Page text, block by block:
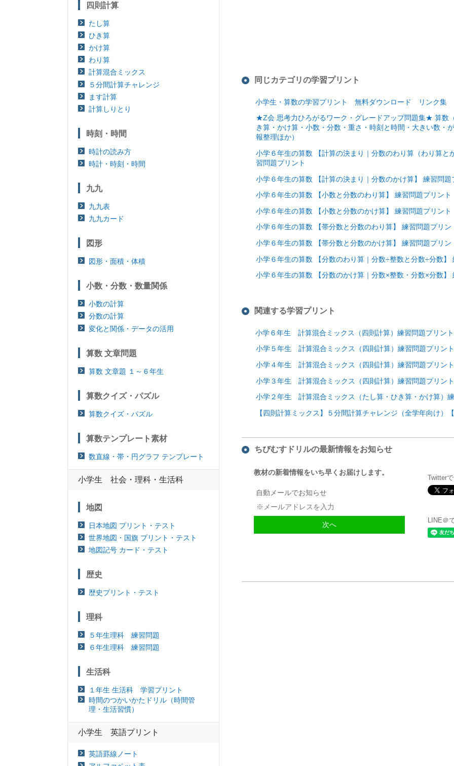
同じカテゴリの学習プリント
小学生・算数の学習プリント 無料ダウンロード リンク集
★Z会 思考力ひろがるワーク・グレードアップ問題集★ 算数
き算・かけ算・小数・分数・重さ・時刻と時間・大きい数・
報整理ほか）
小学６年生の算数 【計算の決まり｜分数のわり算（わり算
習問題プリント
小学６年生の算数 【計算の決まり｜分数のかけ算】 練習問題
小学６年生の算数 【小数と分数のわり算】 練習問題プリント
小学６年生の算数 【小数と分数のかけ算】 練習問題プリント
小学６年生の算数 【帯分数と分数のわり算】 練習問題プリン
小学６年生の算数 【帯分数と分数のかけ算】 練習問題プリン
小学６年生の算数 【分数のわり算｜分数÷整数と分数÷分数】
小学６年生の算数 【分数のかけ算｜分数×整数・分数×分数】
関連する学習プリント
小学６年生 計算混合ミックス（四則計算）練習問題プリント
小学５年生 計算混合ミックス（四則計算）練習問題プリント
小学４年生 計算混合ミックス（四則計算）練習問題プリント
小学３年生 計算混合ミックス（四則計算）練習問題プリント
小学２年生 計算混合ミックス（たし算・ひき算・かけ算）
【四則計算ミックス】５分間計算チャレンジ（全学年向け）
ちびむすドリルの最新情報をお知らせ
教材の新着情報をいち早くお届けします。
自動メールでお知らせ
Twitter
LINE＠
四則計算
たし算
ひき算
かけ算
わり算
計算混合ミックス
５分間計算チャレンジ
ます計算
計算しりとり
時刻・時間
時計の読み方
時計・時刻・時間
九九
九九表
九九カード
図形
図形・面積・体積
小数・分数・数量関係
小数の計算
分数の計算
変化と関係・データの活用
算数 文章問題
算数 文章題 １～６年生
算数クイズ・パズル
算数クイズ・パズル
算数テンプレート素材
数直線・帯・円グラフ テンプレート
小学生 社会・理科・生活科
地図
日本地図 プリント・テスト
世界地図・国旗 プリント・テスト
地図記号 カード・テスト
歴史
歴史プリント・テスト
理科
５年生理科 練習問題
６年生理科 練習問題
生活科
１年生 生活科 学習プリント
時間のつかいかたドリル（時間管
理・生活習慣）
小学生 英語プリント
英語罫線ノート